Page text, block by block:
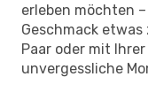
erleben möchten
Geschmack etwas
Paar oder mit
unvergessliche